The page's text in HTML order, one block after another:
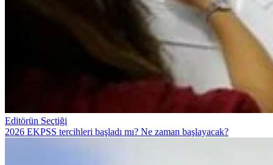
Editörün Seçtiği
2026 EKPSS tercihleri başladı mı? Ne zaman başlayacak?